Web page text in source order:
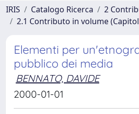
IRIS Catalogo Ricerca
2
2.1 Contributo in volume
Elementi per
pubblico dei media
BENNATO, DAVIDE
2000-01-01